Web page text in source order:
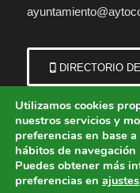
DIRECTORIO
© Copyright - Ayuntamiento
Utilizamos cookies
nuestros servicios y
preferencias en base
hábitos de
Puedes obtener más
preferencias en ajustes